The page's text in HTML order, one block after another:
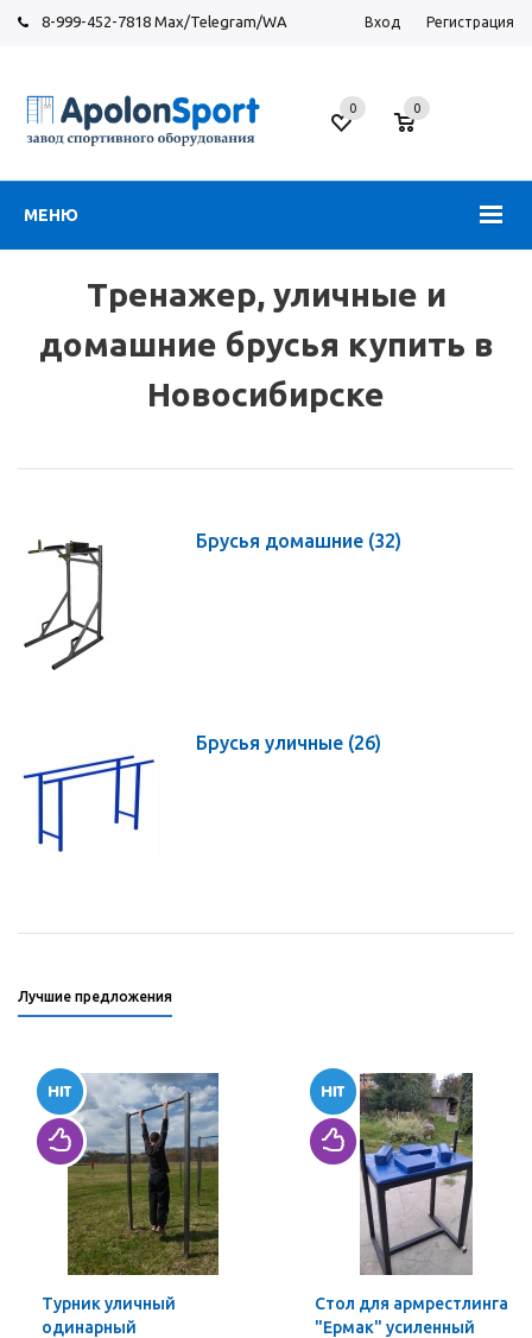
8-999-452-7818 Max/Telegram/WA Вход Регистрация
МЕНЮ
Новосибирск
ул.
0
0
Тренажер, уличные и
домашние брусья купить в
Новосибирске
Брусья домашние (32)
Брусья уличные (26)
Лучшие предложения
Турник уличный
одинарный
Стол для армрестлинга
"Ермак" усиленный